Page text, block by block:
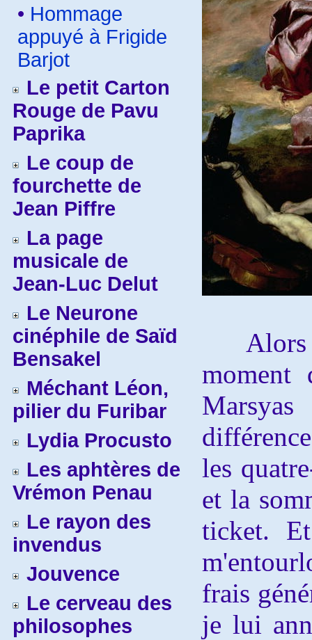
• Hommage
appuyé à Frigide
Barjot
Le petit Carton
Rouge de Pavu
Paprika
Le coup de
fourchette de
Jean Piffre
La page
musicale de
Jean-Luc Delut
Le Neurone
cinéphile de Saïd
Bensakel
Méchant Léon,
pilier du Furibar
Lydia Procusto
Les aphtères de
Vrémon Penau
Le rayon des
invendus
Jouvence
Le cerveau des
philosophes
Alors
les
et la
ticket.
frais
je lui